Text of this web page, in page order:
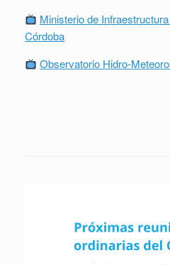
Ministerio de
Córdoba
Observatorio Hidro-